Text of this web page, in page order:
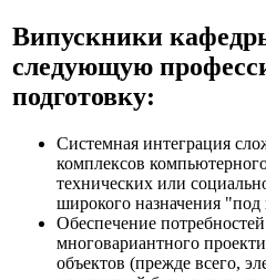
Випускники
следующую
подготовку:
Системная интеграция
комплексов
технических или
широкого назначения
Обеспечение
многовариантного
объектов (прежде всего,